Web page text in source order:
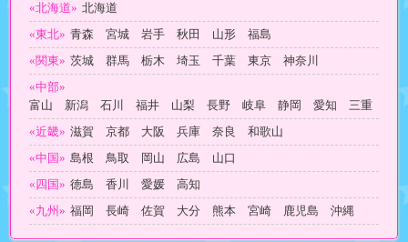
«北海道» 北海道
«東北» 青森 宮城 岩手 秋田 山形 福島
«関東» 茨城 群馬 栃木 埼玉 千葉 東京 神奈川
«中部»
富山 新潟 石川 福井 山梨 長野 岐阜 静岡 愛知 三重
«近畿» 滋賀 京都 大阪 兵庫 奈良 和歌山
«中国» 島根 鳥取 岡山 広島 山口
«四国» 徳島 香川 愛媛 高知
«九州» 福岡 長崎 佐賀 大分 熊本 宮崎 鹿児島 沖縄